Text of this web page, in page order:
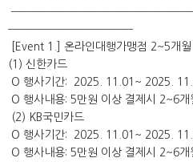
━━━━━━━━━━━━
[Event 1.] 온라인대행가맹점 2~5개
(1) 신한카드
O 행사기간: 2025. 11.01~ 2025.
O 행사내용: 5만원 이상 결제시 2~6개
(2) KB국민카드
O 행사기간: 2025. 11.01~ 2025.
O 행사내용: 5만원 이상 결제시 2~6개